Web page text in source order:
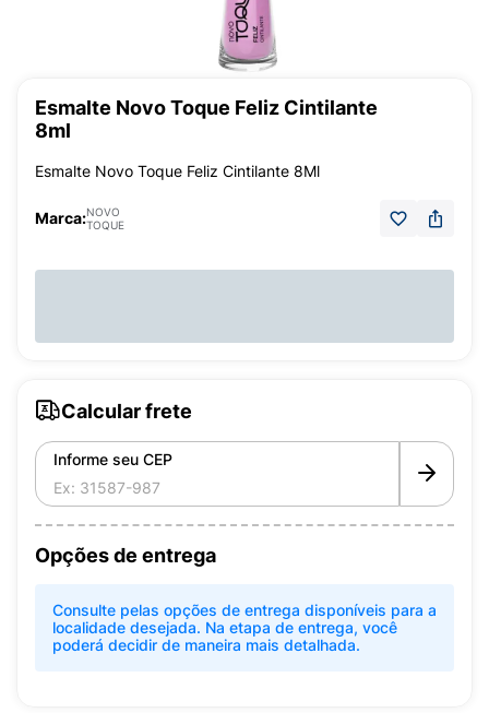
Esmalte Novo Toque Feliz Cintilante
8ml
Esmalte Novo Toque Feliz Cintilante 8Ml
Marca:NOVO
TOQUE
Calcular frete
Informe seu CEP
Opções de entrega
Consulte pelas opções de entrega disponíveis para a
localidade desejada. Na etapa de entrega, você
poderá decidir de maneira mais detalhada.